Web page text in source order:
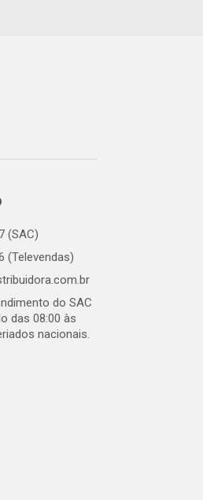
(SAC)
(Televendas)
do SAC
das 08:00 às
nacionais.